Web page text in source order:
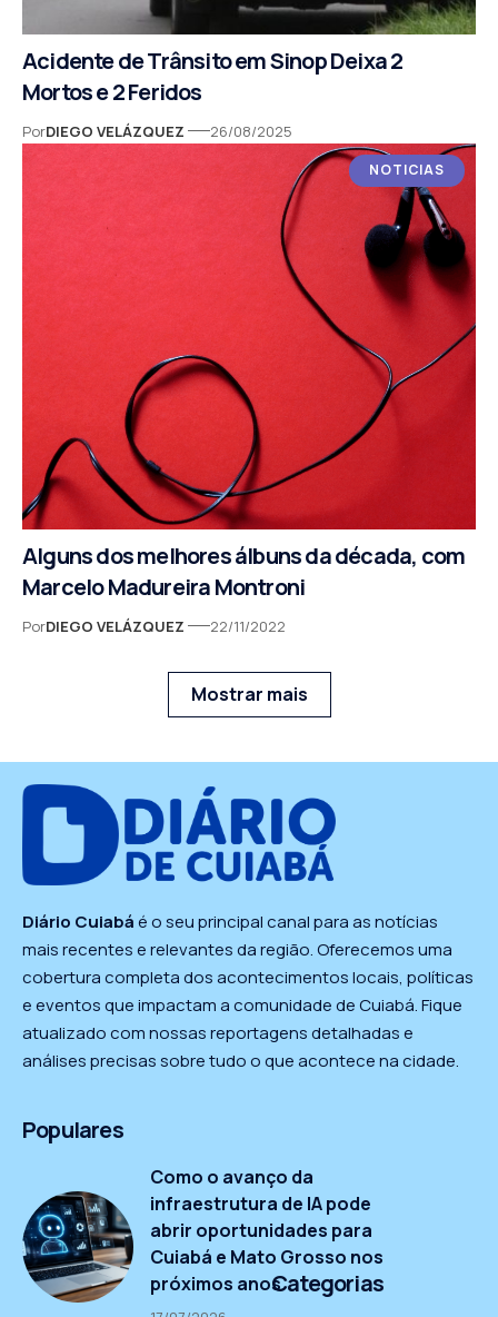
Acidente de Trânsito em Sinop Deixa 2
Mortos e 2 Feridos
PorDIEGO VELÁZQUEZ 26/08/2025
NOTICIAS
Alguns dos melhores álbuns da década, com
Marcelo Madureira Montroni
PorDIEGO VELÁZQUEZ 22/11/2022
Mostrar mais
Diário Cuiabáé o seu principal canal para as notícias
mais recentes e relevantes da região. Oferecemos uma
cobertura completa dos acontecimentos locais, políticas
e eventos que impactam a comunidade de Cuiabá. Fique
atualizado com nossas reportagens detalhadas e
análises precisas sobre tudo o que acontece na cidade.
Populares
Como o avanço da
infraestrutura de IA pode
abrir oportunidades para
Cuiabá e Mato Grosso nos
próximos anosCategorias